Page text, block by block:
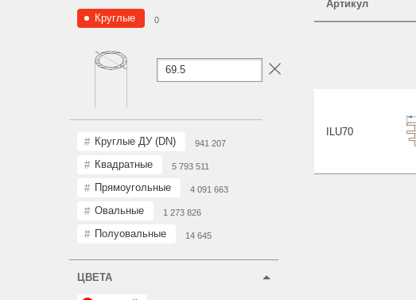
Круглые 0
Круглые ДУ (DN) 941 207
Квадратные 5 793 511
Прямоугольные 4 091 663
Овальные 1 273 826
Полуовальные 14 645
ЦВЕТА
Артикул
ILU70